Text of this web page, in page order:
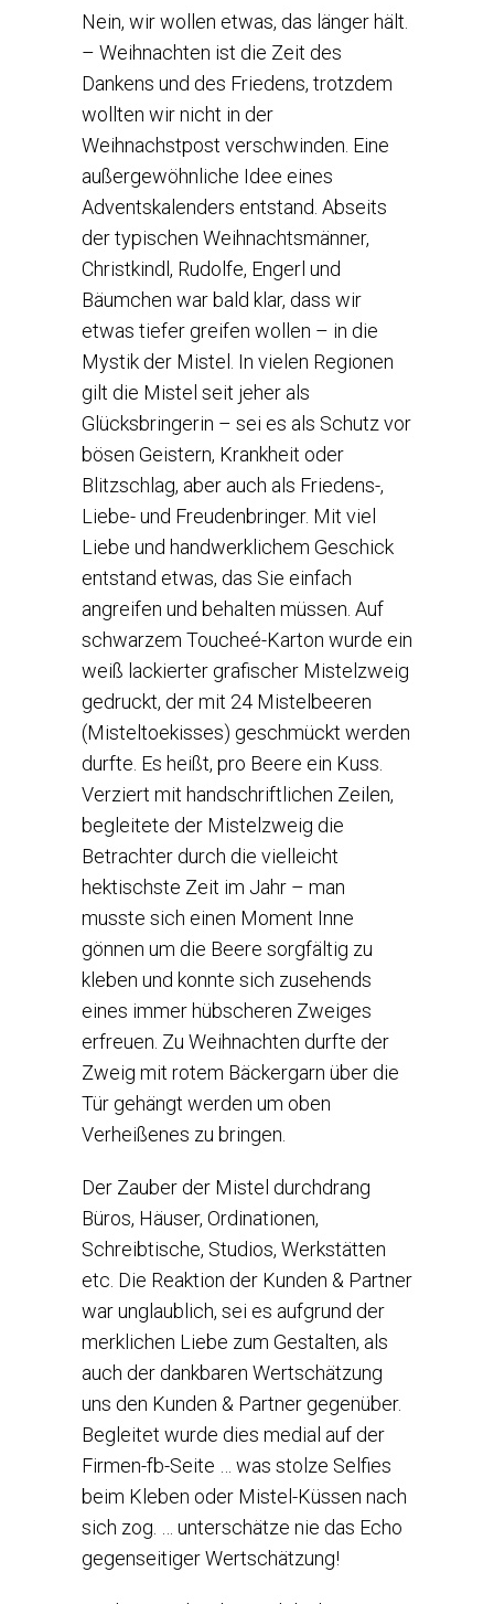
Nein, wir wollen etwas, das länger hält.
– Weihnachten ist die Zeit des
Dankens und des Friedens, trotzdem
wollten wir nicht in der
Weihnachstpost verschwinden. Eine
außergewöhnliche Idee eines
Adventskalenders entstand. Abseits
der typischen Weihnachtsmänner,
Christkindl, Rudolfe, Engerl und
Bäumchen war bald klar, dass wir
etwas tiefer greifen wollen – in die
Mystik der Mistel. In vielen Regionen
gilt die Mistel seit jeher als
Glücksbringerin – sei es als Schutz vor
bösen Geistern, Krankheit oder
Blitzschlag, aber auch als Friedens-,
Liebe- und Freudenbringer. Mit viel
Liebe und handwerklichem Geschick
entstand etwas, das Sie einfach
angreifen und behalten müssen. Auf
schwarzem Toucheé-Karton wurde ein
weiß lackierter grafischer Mistelzweig
gedruckt, der mit 24 Mistelbeeren
(Misteltoekisses) geschmückt werden
durfte. Es heißt, pro Beere ein Kuss.
Verziert mit handschriftlichen Zeilen,
begleitete der Mistelzweig die
Betrachter durch die vielleicht
hektischste Zeit im Jahr – man
musste sich einen Moment Inne
gönnen um die Beere sorgfältig zu
kleben und konnte sich zusehends
eines immer hübscheren Zweiges
erfreuen. Zu Weihnachten durfte der
Zweig mit rotem Bäckergarn über die
Tür gehängt werden um oben
Verheißenes zu bringen.
Der Zauber der Mistel durchdrang
Büros, Häuser, Ordinationen,
Schreibtische, Studios, Werkstätten
etc. Die Reaktion der Kunden & Partner
war unglaublich, sei es aufgrund der
merklichen Liebe zum Gestalten, als
auch der dankbaren Wertschätzung
uns den Kunden & Partner gegenüber.
Begleitet wurde dies medial auf der
Firmen-fb-Seite … was stolze Selfies
beim Kleben oder Mistel-Küssen nach
sich zog. … unterschätze nie das Echo
gegenseitiger Wertschätzung!